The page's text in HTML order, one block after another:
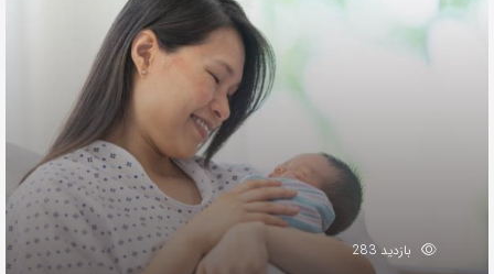
بازدید 283